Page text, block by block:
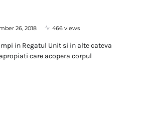
26, 2018 466 views
in Regatul Unit si in alte cateva
care acopera corpul